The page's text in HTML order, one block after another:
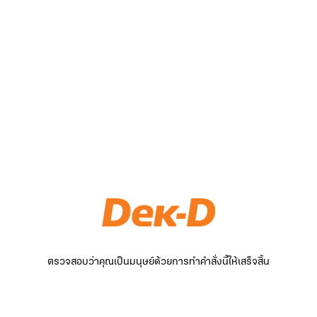
ตรวจสอบว่าคุณเป็นมนุษย์ด้วยการทำคำสั่งนี้ให้เสร็จสิ้น